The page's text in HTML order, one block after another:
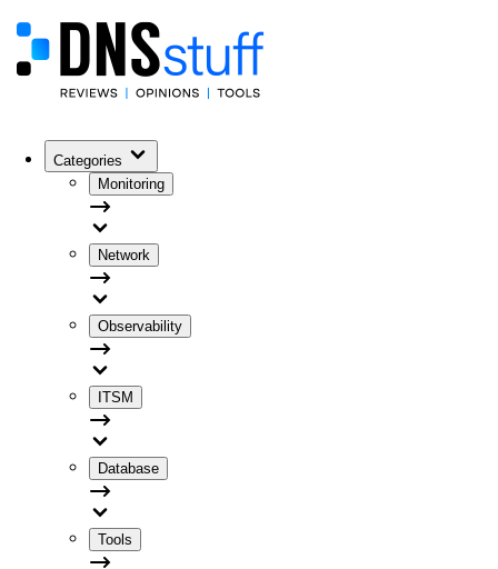
Categories
Monitoring
Network
Observability
ITSM
Database
Tools